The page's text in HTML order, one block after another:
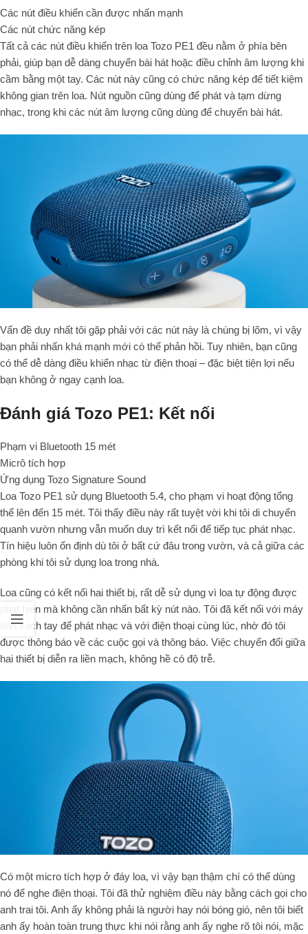
Các nút điều khiển cần được nhấn mạnh
Các nút chức năng kép
Tất cả các nút điều khiển trên loa Tozo PE1 đều nằm ở phía bên
phải, giúp bạn dễ dàng chuyển bài hát hoặc điều chỉnh âm lượng khi
cầm bằng một tay. Các nút này cũng có chức năng kép để tiết kiệm
không gian trên loa. Nút nguồn cũng dùng để phát và tạm dừng
nhạc, trong khi các nút âm lượng cũng dùng để chuyển bài hát.
Vấn đề duy nhất tôi gặp phải với các nút này là chúng bị lõm, vì vậy
bạn phải nhấn khá mạnh mới có thể phản hồi. Tuy nhiên, bạn cũng
có thể dễ dàng điều khiển nhạc từ điện thoại – đặc biệt tiện lợi nếu
bạn không ở ngay cạnh loa.
Đánh giá Tozo PE1: Kết nối
Phạm vi Bluetooth 15 mét
Micrô tích hợp
Ứng dụng Tozo Signature Sound
Loa Tozo PE1 sử dụng Bluetooth 5.4, cho phạm vi hoạt động tổng
thể lên đến 15 mét. Tôi thấy điều này rất tuyệt vời khi tôi di chuyển
quanh vườn nhưng vẫn muốn duy trì kết nối để tiếp tục phát nhạc.
Tín hiệu luôn ổn định dù tôi ở bất cứ đâu trong vườn, và cả giữa các
phòng khi tôi sử dụng loa trong nhà.
Loa cũng có kết nối hai thiết bị, rất dễ sử dụng vì loa tự động được
phát hiện mà không cần nhấn bất kỳ nút nào. Tôi đã kết nối với máy
tính xách tay để phát nhạc và với điện thoại cùng lúc, nhờ đó tôi
được thông báo về các cuộc gọi và thông báo. Việc chuyển đổi giữa
hai thiết bị diễn ra liền mạch, không hề có độ trễ.
Có một micro tích hợp ở đáy loa, vì vậy bạn thậm chí có thể dùng
nó để nghe điện thoại. Tôi đã thử nghiệm điều này bằng cách gọi cho
anh trai tôi. Anh ấy không phải là người hay nói bóng gió, nên tôi biết
anh ấy hoàn toàn trung thực khi nói rằng anh ấy nghe rõ tôi nói, mặc